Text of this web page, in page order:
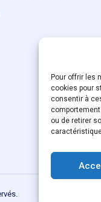
Pour offrir les
cookies pour
consentir à
ou de retirer